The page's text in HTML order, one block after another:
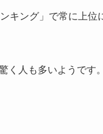
キング」で常に上位
く人も多いようです。